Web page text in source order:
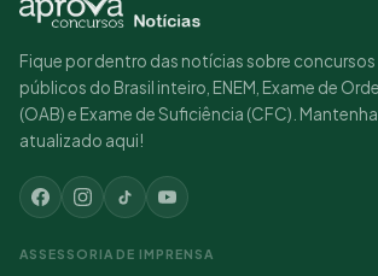
Fique por dentro das notícias sobre concursos
públicos do Brasil inteiro, ENEM, Exame de
(OAB) e Exame de Suficiência (CFC).
atualizado aqui!
ASSESSORIA DE IMPRENSA